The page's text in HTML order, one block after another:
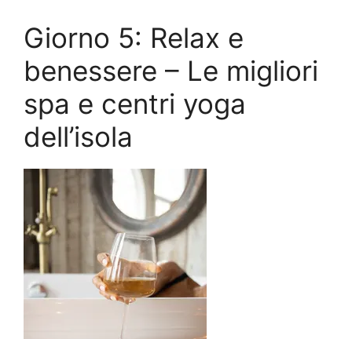
Giorno 5: Relax e
benessere – Le migliori
spa e centri yoga
dell’isola